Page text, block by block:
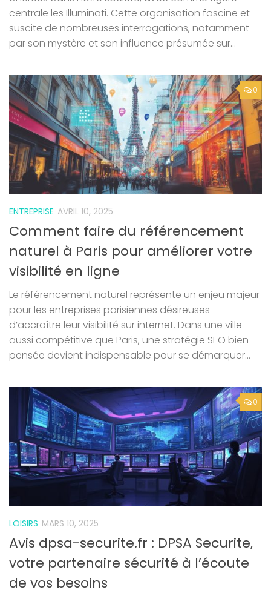
centrale les Illuminati. Cette organisation fascine et
suscite de nombreuses interrogations, notamment
par son mystère et son influence présumée sur...
0
ENTREPRISE AVRIL 10, 2025
Comment faire du référencement
naturel à Paris pour améliorer votre
visibilité en ligne
Le référencement naturel représente un enjeu majeur
pour les entreprises parisiennes désireuses
d’accroître leur visibilité sur internet. Dans une ville
aussi compétitive que Paris, une stratégie SEO bien
pensée devient indispensable pour se démarquer...
0
LOISIRS MARS 10, 2025
Avis dpsa-securite.fr : DPSA Securite,
votre partenaire sécurité à l’écoute
de vos besoins